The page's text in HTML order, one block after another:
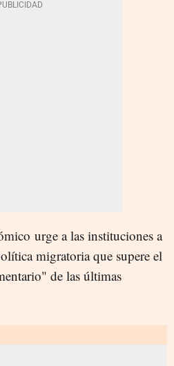
urge a las instituciones a
migratoria que supere el
de las últimas